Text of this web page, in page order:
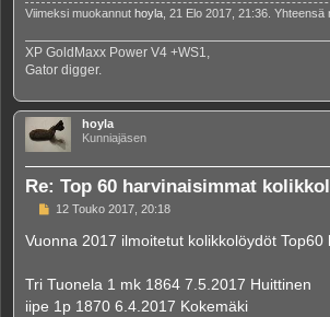
Viimeksi muokannut hoyla , 21 Elo 2017, 21:36.
XP GoldMaxx Power V4 +WS1,
Gator digger.
hoyla
Kunniajäsen
Re: Top 60 harvinaisimmat
V
e
i
12 Touko 2017, 20:18
Vuonna 2017 ilmoitetut kolikkolöydöt Top60
Tri Tuonela 1 mk 1864 7.5.2017 Huittinen
iipe 1p 1870 6.4.2017 Kokemäki